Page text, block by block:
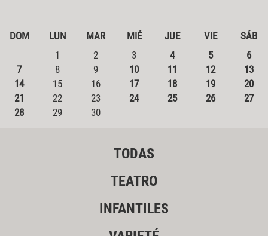
DOM LUN MAR MIÉ JUE VIE
SÁB
1
2 3 4 5
6
7
8 9 10 11 12
13
14
15 16 17 18 19
20
21
22 23 24 25 26
27
28
29 30
TODAS
TEATRO
INFANTILES